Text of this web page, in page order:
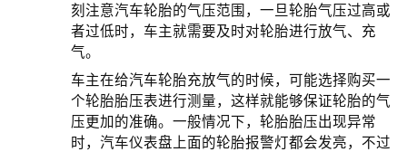
刻注意汽车轮胎的气压范围，一旦轮胎气压过高或
者过低时，车主就需要及时对轮胎进行放气、充
气。
车主在给汽车轮胎充放气的时候，可能选择购买一
个轮胎胎压表进行测量，这样就能够保证轮胎的气
压更加的准确。一般情况下，轮胎胎压出现异常
时，汽车仪表盘上面的轮胎报警灯都会发亮，不过